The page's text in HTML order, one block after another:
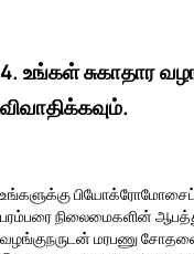
4. உங்கள் சுகாதார
விவாதிக்கவும்.
உங்களுக்கு
பரம்பரை நிலைமைகளின்
வழங்குநருடன் மரபணு